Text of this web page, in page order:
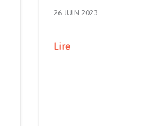
26 JUIN 2023
Lire